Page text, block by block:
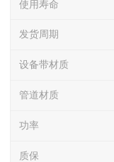
使用寿命
发货周期
设备带材质
管道材质
功率
质保